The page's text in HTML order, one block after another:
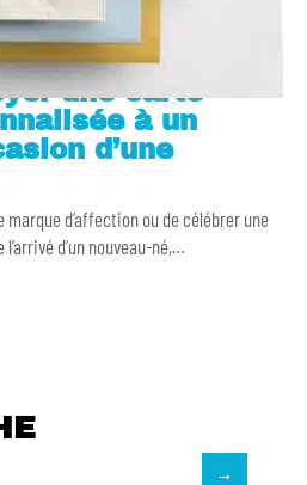
une carte
à un
d’une
marque d’affection ou de célébrer une
d’un nouveau-né,…